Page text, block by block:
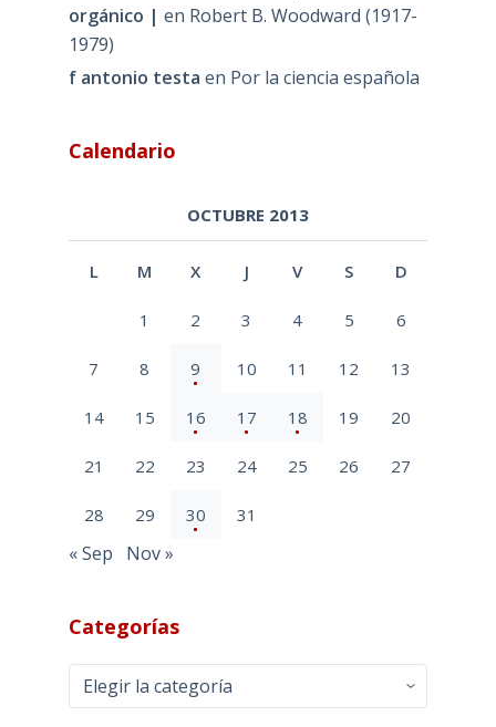
orgánico | en Robert B. Woodward (1917-
1979)
f antonio testa en Por la ciencia española
Calendario
OCTUBRE 2013
L M X J V S D
1 2 3 4 5 6
7 8 9 10 11 12 13
14 15 16 17 18 19 20
21 22 23 24 25 26 27
28 29 30 31
« Sep Nov »
Categorías
Categorías